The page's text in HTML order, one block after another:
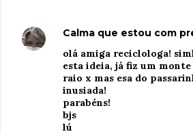
Calma que estou com
olá amiga reciclologa!
esta ideia, já fiz um monte
raio x mas esa do
inusiada!
parabéns!
bjs
lú